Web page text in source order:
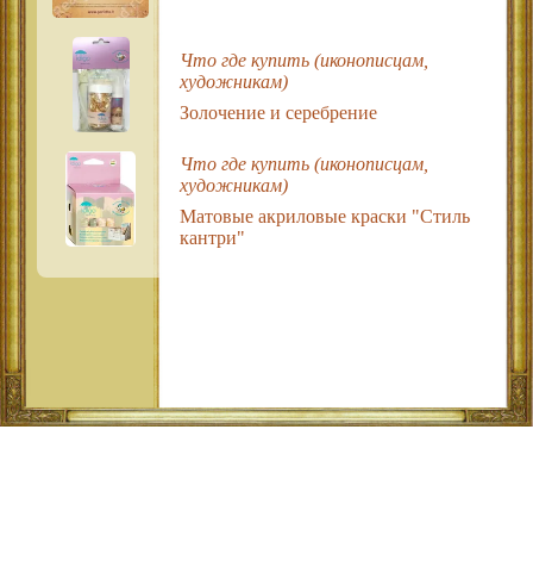
Что где купить (иконописцам,
художникам)
Золочение и серебрение
Что где купить (иконописцам,
художникам)
Матовые акриловые краски "Стиль
кантри"